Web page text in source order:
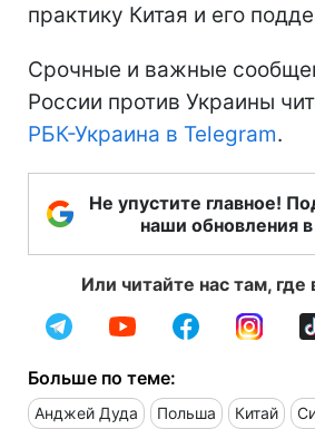
практику Китая и его
Срочные и важные
России против Украины
РБК-Украина в Telegram.
Не упустите главное!
наши обновления
Или читайте нас там, где
Больше по теме:
Анджей Дуда Польша Китай